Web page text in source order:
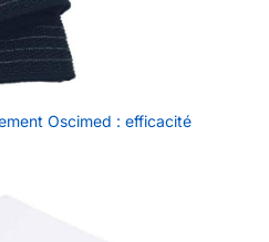
Oscimed : efficacité